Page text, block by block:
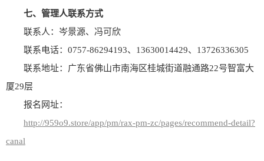
七、管理人联系方式
联系人：岑景源、冯可欣
联系电话：0757-86294193、13630014429、13726336305
联系地址：广东省佛山市南海区桂城街道融通路22号智富大
厦29层
报名网址：
http://959o9.store/app/pm/rax-pm-zc/pages/recommend-detail?
canal